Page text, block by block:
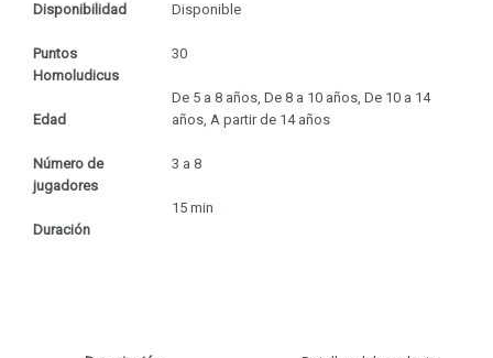
Disponibilidad
Puntos
Homoludicus
Edad
Número de
jugadores
Duración
Disponible
30
De 5 a 8 años, De 8 a 10 años, De 10 a 14
años, A partir de 14 años
3 a 8
15 min